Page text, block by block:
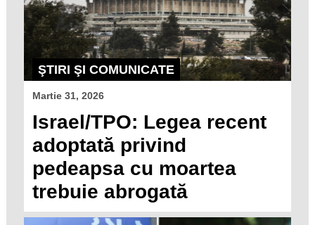
ŞTIRI ŞI COMUNICATE
Martie 31, 2026
Israel/TPO: Legea recent
adoptată privind
pedeapsa cu moartea
trebuie abrogată